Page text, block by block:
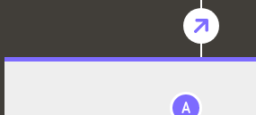
A